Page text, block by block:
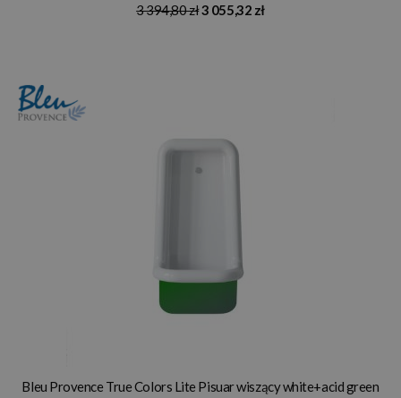
3 394,80 zł3 055,32 zł
Bleu Provence True Colors Lite Pisuar wiszący white+acid green